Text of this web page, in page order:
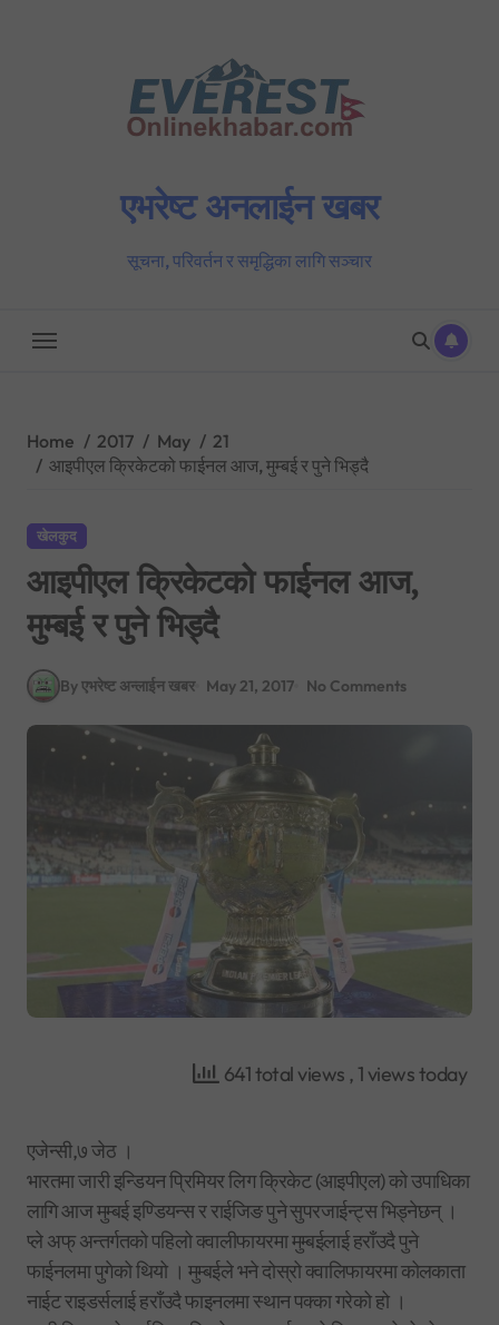
एभरेष्ट अनलाईन खबर
सूचना, परिवर्तन र समृद्धिका लागि सञ्चार
Home 2017 May
21
आइपीएल क्रिकेटको फाईनल आज, मुम्बई र पुने भिड्दै
खेलकुद
आइपीएल क्रिकेटको फाईनल आज,
मुम्बई र पुने भिड्दै
By एभरेष्ट अन्लाईन खबर May 21, 2017 No Comments
641 total views , 1 views today
एजेन्सी,७ जेठ ।
भारतमा जारी इन्डियन प्रिमियर लिग क्रिकेट (आइपीएल) को उपाधिका
लागि आज मुम्बई इण्डियन्स र राईजिङ पुने सुपरजाईन्ट्स भिड्नेछन् ।
प्ले अफ् अन्तर्गतको पहिलो क्वालीफायरमा मुम्बईलाई हराँउदै पुने
फाईनलमा पुगेको थियो । मुम्बईले भने दोस्रो क्वालिफायरमा कोलकाता
नाईट राइडर्सलाई हराँउदै फाइनलमा स्थान पक्का गरेको हो ।